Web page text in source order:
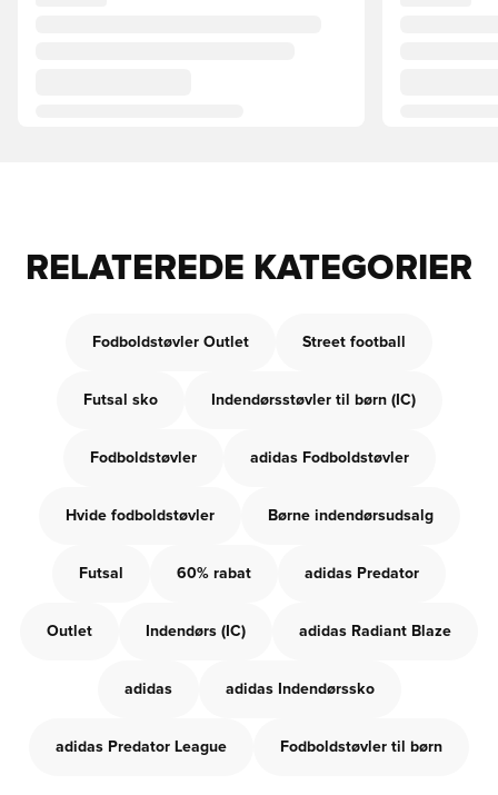
RELATEREDE KATEGORIER
Fodboldstøvler Outlet Street football
Futsal sko Indendørsstøvler til børn (IC)
Fodboldstøvler adidas Fodboldstøvler
Hvide fodboldstøvler Børne indendørsudsalg
Futsal 60% rabat adidas Predator
Outlet Indendørs (IC) adidas Radiant Blaze
adidas adidas Indendørssko
adidas Predator League Fodboldstøvler til børn